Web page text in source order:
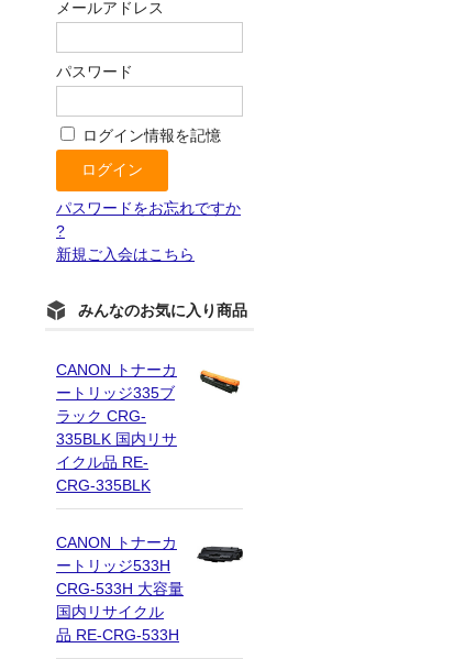
メールアドレス
パスワード
ログイン情報を記憶
パスワードをお忘れですか
?
新規ご入会はこちら
みんなのお気に入り商品
CANON トナーカ
ートリッジ335ブ
ラック CRG-
335BLK 国内リサ
イクル品 RE-
CRG-335BLK
CANON トナーカ
ートリッジ533H
CRG-533H 大容量
国内リサイクル
品 RE-CRG-533H